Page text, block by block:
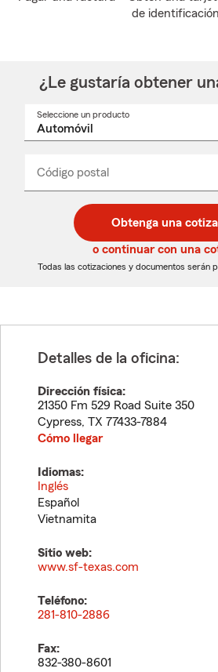
de identificación
¿Le gustaría obtener
Seleccione un producto
desplegable
Código postal
de
5
dígitos
de
5
dígitos
_____
Obtenga una
o continuar con una
Todas las cotizaciones y documentos serán
Detalles de la oficina:
Dirección física:
21350 Fm 529 Road Suite 350
Cypress, TX 77433-7884
Cómo llegar
Idiomas:
Inglés
Español
Vietnamita
Sitio web:
www.sf-texas.com
Teléfono:
281-810-2886
Fax:
832-380-8601